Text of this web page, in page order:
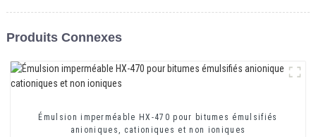
Produits Connexes
Émulsion imperméable HX-470 pour bitumes émulsifiés
anioniques, cationiques et non ioniques